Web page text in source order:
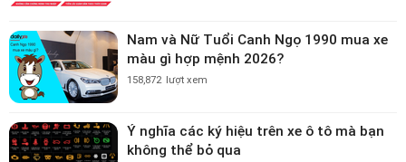
Nam và Nữ Tuổi Canh Ngọ 1990 mua xe
màu gì hợp mệnh 2026?
158,872 lượt xem
Ý nghĩa các ký hiệu trên xe ô tô mà bạn
không thể bỏ qua